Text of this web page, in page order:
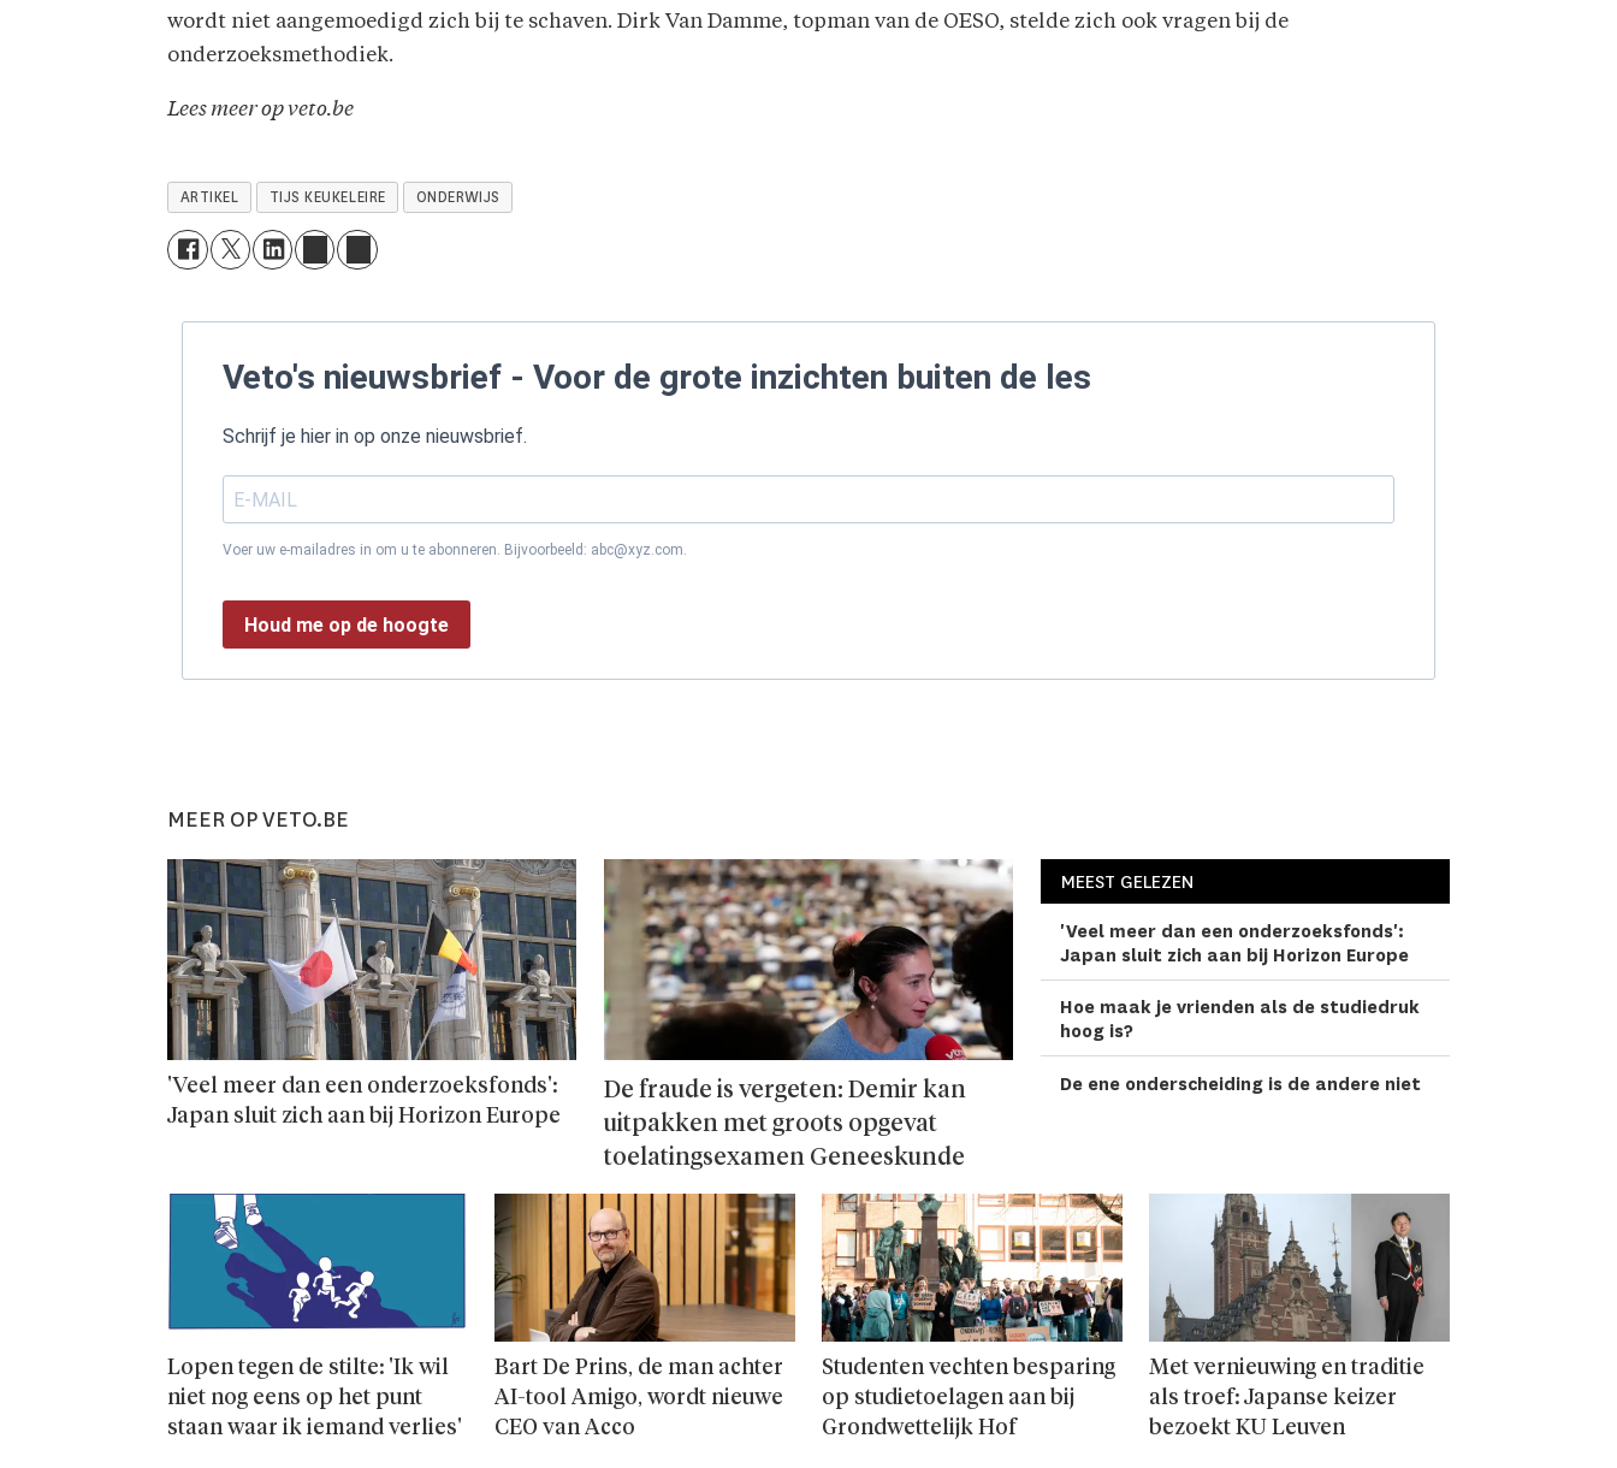
wordt niet aangemoedigd zich bij te schaven. Dirk Van Damme, topman van de OESO, stelde zich ook vragen bij de
onderzoeksmethodiek.
Lees meer op veto.be
ARTIKEL TIJS KEUKELEIRE ONDERWIJS
Veto's nieuwsbrief - Voor de grote inzichten buiten de les
Schrijf je hier in op onze nieuwsbrief.
Voer uw e-mailadres in om u te abonneren. Bijvoorbeeld: abc@xyz.com.
Houd me op de hoogte
MEER OP VETO.BE
'Veel meer dan een onderzoeks­fonds':
Japan sluit zich aan bij Horizon Europe
De fraude is vergeten: Demir kan
uitpakken met groots opgevat
toelatingsexamen Geneeskunde
MEEST GELEZEN
'Veel meer dan een onderzoeks­fonds':
Japan sluit zich aan bij Horizon Europe
Hoe maak je vrienden als de studiedruk
hoog is?
De ene onderscheiding is de andere niet
Lopen tegen de stilte: 'Ik wil
niet nog eens op het punt
staan waar ik iemand verlies'
Bart De Prins, de man achter
AI-tool Amigo, wordt nieuwe
CEO van Acco
Studenten vechten besparing
op studie­toelagen aan bij
Grondwettelijk Hof
Met vernieuwing en traditie
als troef: Japanse keizer
bezoekt KU Leuven